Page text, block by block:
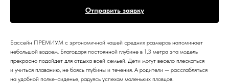
Отправить заявку
Бассейн ПРЕМИУМ с эргономичной чашей средних размеров напоминает
небольшой водоем. Благодаря постоянной глубине в 1,3 метра эта модель
прекрасно подойдет для отдыха всей семьей. Дети могут весело плескаться
и учиться плаванию, не боясь глубины и течения. А родители — расслабляться
на удобной полке-сиденье, радуясь успехам маленьких пловцов.